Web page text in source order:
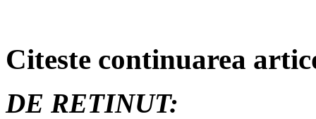
Citeste continuarea
DE RETINUT: